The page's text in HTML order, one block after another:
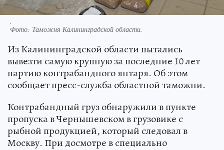
.
Фото: Таможня Калининградской области.
Из Калининградской области пытались
вывезти самую крупную за последние 10 лет
партию контрабандного янтаря. Об этом
сообщает пресс-служба областной таможни.
Контрабандный груз обнаружили в пункте
пропуска в Чернышевском в грузовике с
рыбной продукцией, который следовал в
Москву. При досмотре в специально